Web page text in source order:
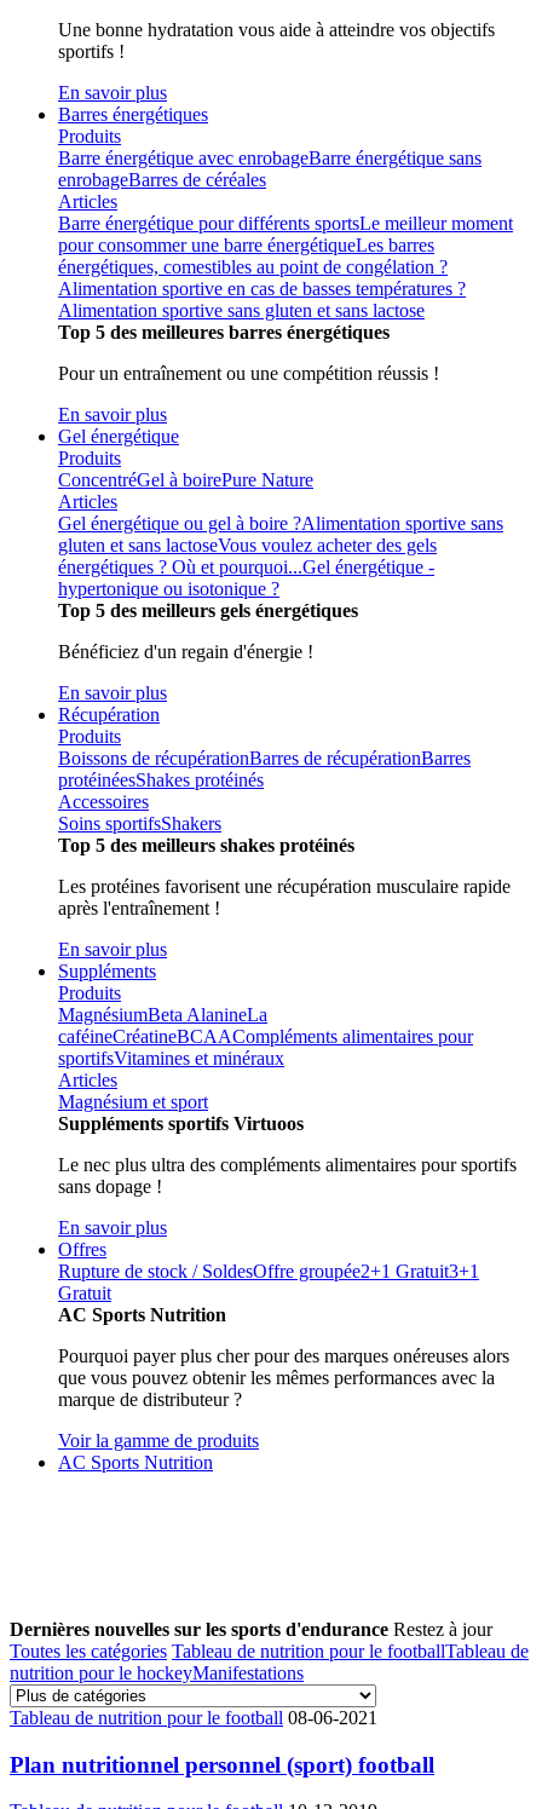
Une bonne hydratation vous aide à atteindre vos objectifs
sportifs !
En savoir plus
Barres énergétiques
Produits
Barre énergétique avec enrobageBarre énergétique sans
enrobageBarres de céréales
Articles
Barre énergétique pour différents sportsLe meilleur moment
pour consommer une barre énergétiqueLes barres
énergétiques, comestibles au point de congélation ?
Alimentation sportive en cas de basses températures ?
Alimentation sportive sans gluten et sans lactose
Top 5 des meilleures barres énergétiques
Pour un entraînement ou une compétition réussis !
En savoir plus
Gel énergétique
Produits
ConcentréGel à boirePure Nature
Articles
Gel énergétique ou gel à boire ?Alimentation sportive sans
gluten et sans lactoseVous voulez acheter des gels
énergétiques ? Où et pourquoi...Gel énergétique -
hypertonique ou isotonique ?
Top 5 des meilleurs gels énergétiques
Bénéficiez d'un regain d'énergie !
En savoir plus
Récupération
Produits
Boissons de récupérationBarres de récupérationBarres
protéinéesShakes protéinés
Accessoires
Soins sportifsShakers
Top 5 des meilleurs shakes protéinés
Les protéines favorisent une récupération musculaire rapide
après l'entraînement !
En savoir plus
Suppléments
Produits
MagnésiumBeta AlanineLa
caféineCréatineBCAACompléments alimentaires pour
sportifsVitamines et minéraux
Articles
Magnésium et sport
Suppléments sportifs Virtuoos
Le nec plus ultra des compléments alimentaires pour sportifs
sans dopage !
En savoir plus
Offres
Rupture de stock / SoldesOffre groupée2+1 Gratuit3+1
Gratuit
AC Sports Nutrition
Pourquoi payer plus cher pour des marques onéreuses alors
que vous pouvez obtenir les mêmes performances avec la
marque de distributeur ?
Voir la gamme de produits
AC Sports Nutrition
Dernières nouvelles sur les sports d'endurance Restez à jour
Toutes les catégories Tableau de nutrition pour le footballTableau de
nutrition pour le hockeyManifestations
Tableau de nutrition pour le football 08-06-2021
Plan nutritionnel personnel (sport) football